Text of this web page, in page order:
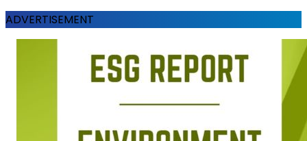
ADVERTISEMENT